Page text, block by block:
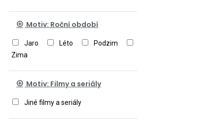
Motiv: Roční období
Jaro Léto
Podzim
Zima
Motiv: Filmy a seriály
Jiné filmy a seriály